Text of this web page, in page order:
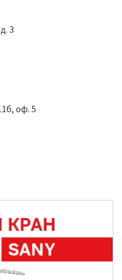
3
оф. 5